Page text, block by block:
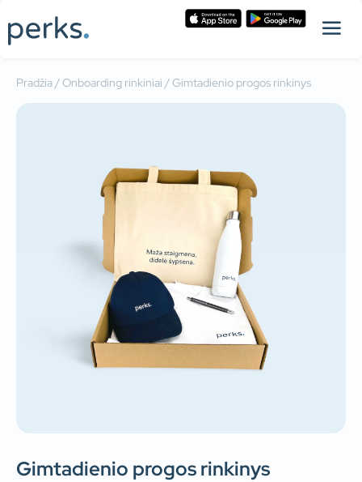
Pradžia/Onboarding rinkiniai / Gimtadienio progos rinkinys
Gimtadienio progos rinkinys